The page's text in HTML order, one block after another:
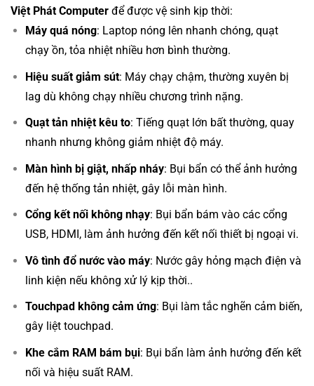
Việt Phát Computer để được vệ sinh kịp thời:
Máy quá nóng: Laptop nóng lên nhanh chóng, quạt
chạy ồn, tỏa nhiệt nhiều hơn bình thường.
Hiệu suất giảm sút: Máy chạy chậm, thường xuyên bị
lag dù không chạy nhiều chương trình nặng.
Quạt tản nhiệt kêu to: Tiếng quạt lớn bất thường, quay
nhanh nhưng không giảm nhiệt độ máy.
Màn hình bị giật, nhấp nháy: Bụi bẩn có thể ảnh hưởng
đến hệ thống tản nhiệt, gây lỗi màn hình.
Cổng kết nối không nhạy: Bụi bẩn bám vào các cổng
USB, HDMI, làm ảnh hưởng đến kết nối thiết bị ngoại vi.
Vô tình đổ nước vào máy: Nước gây hỏng mạch điện và
linh kiện nếu không xử lý kịp thời..
Touchpad không cảm ứng: Bụi làm tắc nghẽn cảm biến,
gây liệt touchpad.
Khe cắm RAM bám bụi: Bụi bẩn làm ảnh hưởng đến kết
nối và hiệu suất RAM.